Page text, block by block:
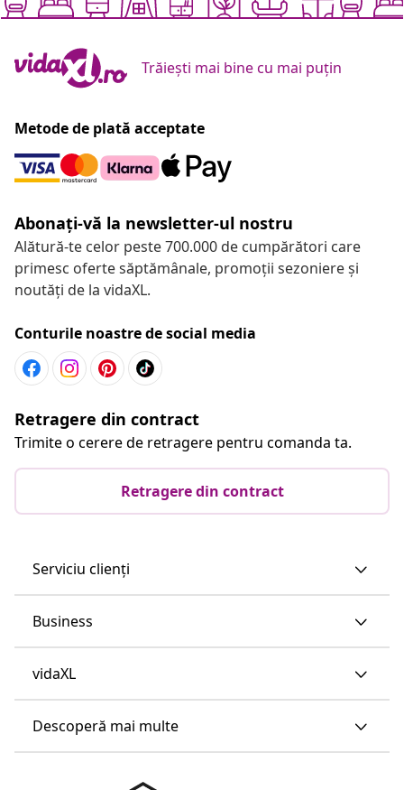
Trăiești mai bine cu mai puțin
Metode de plată acceptate
Abonați-vă la newsletter-ul nostru
Alătură-te celor peste 700.000 de cumpărători care
primesc oferte săptămânale, promoții sezoniere și
noutăți de la vidaXL.
Conturile noastre de social media
Retragere din contract
Trimite o cerere de retragere pentru comanda ta.
Retragere din contract
Serviciu clienți
Business
vidaXL
Descoperă mai multe